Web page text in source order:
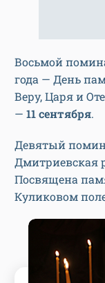
Восьмой
года — День
Веру, Царя и
— 11 сентября.
Девятый
Дмитриевская
Посвящена
Куликовом